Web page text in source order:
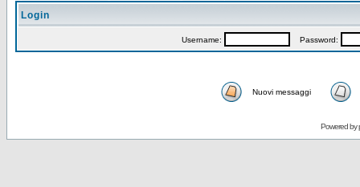
Login
Username: Password:
Nuovi messaggi
Powered by